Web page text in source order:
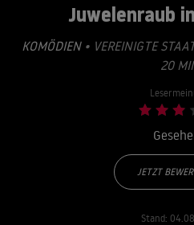
Juwelenraub
KOMÖDIEN• VEREINIGTE
20
JETZT
Stand: